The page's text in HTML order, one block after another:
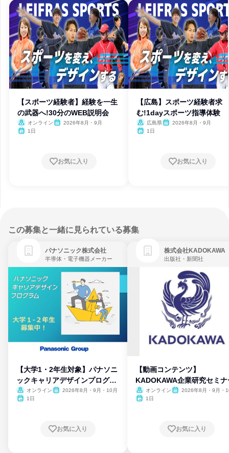
【スポーツ経験者】経験を一生
の武器へ!30分のWEB説明会
オンライン
2026年8月・9月
1日
お気に入り
【広島】スポーツ経験者求
む!1dayスポーツ指導体験
広島県
2026年8月・9月
1日
お気に入り
この募集と一緒に見られている募集
パナソニック株式会社
半導体・電子機器メーカー
【大学1・2年生対象】パナソニ
ックキャリアデザインプログラ
ム
オンライン
2026年8月・9月・10月
1日
お気に入り
株式会社KADOKAWA
出版社・新聞社
【動画コンテンツ】
KADOKAWA企業研究セミナ
オンライン
2026年8月・9月・
1日
お気に入り